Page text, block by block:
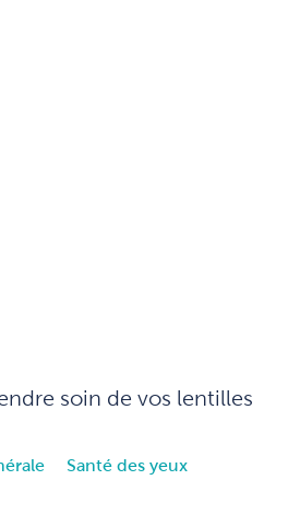
soin de vos lentilles
Santé des yeux